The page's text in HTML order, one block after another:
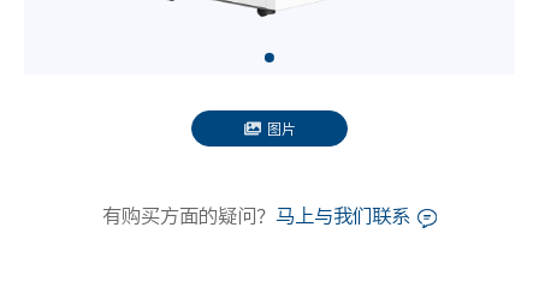
图片
有购买方面的疑问？ 马上与我们联系